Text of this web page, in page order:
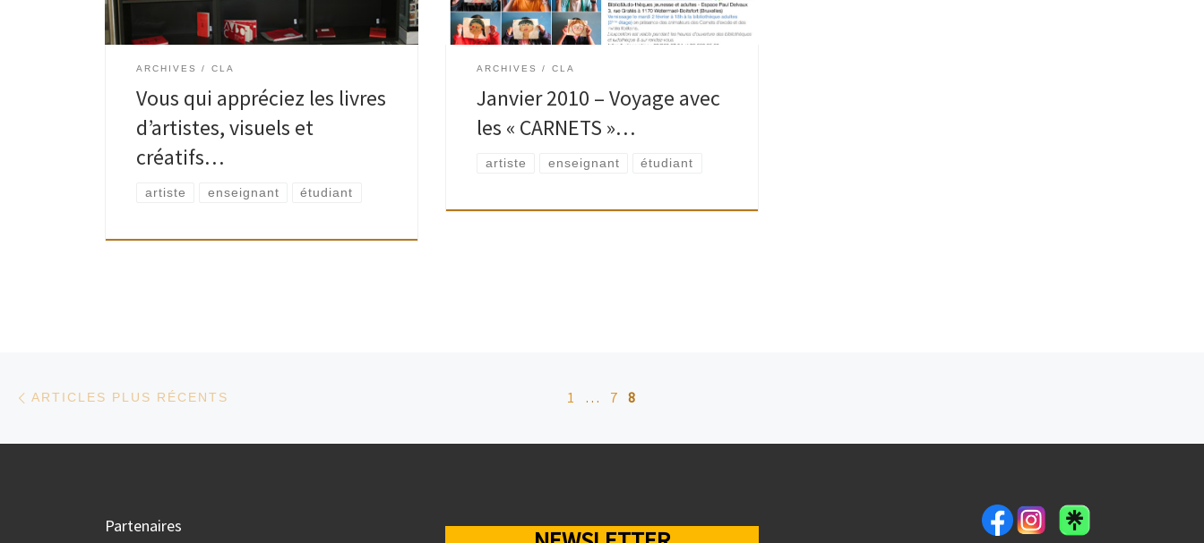
ARCHIVES CLA
Vous qui appréciez les livres
d’artistes, visuels et
créatifs…
artiste enseignant étudiant
ARCHIVES CLA
Janvier 2010 – Voyage avec
les « CARNETS »…
artiste enseignant étudiant
Navigation dans les articles
ARTICLES PLUS RÉCENTS 1 … 7 8
Partenaires